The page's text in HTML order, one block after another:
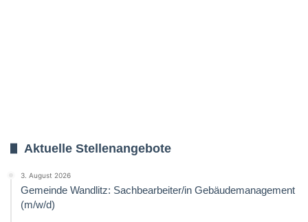
Aktuelle Stellenangebote
3. August 2026
Gemeinde Wandlitz: Sachbearbeiter/in Gebäudemanagement
(m/w/d)